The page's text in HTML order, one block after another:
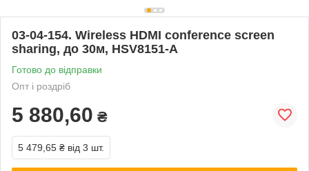
03-04-154. Wireless HDMI conference screen
sharing, до 30м, HSV8151-A
Готово до відправки
Опт і роздріб
5 880,60 ₴
5 479,65 ₴ від 3 шт.